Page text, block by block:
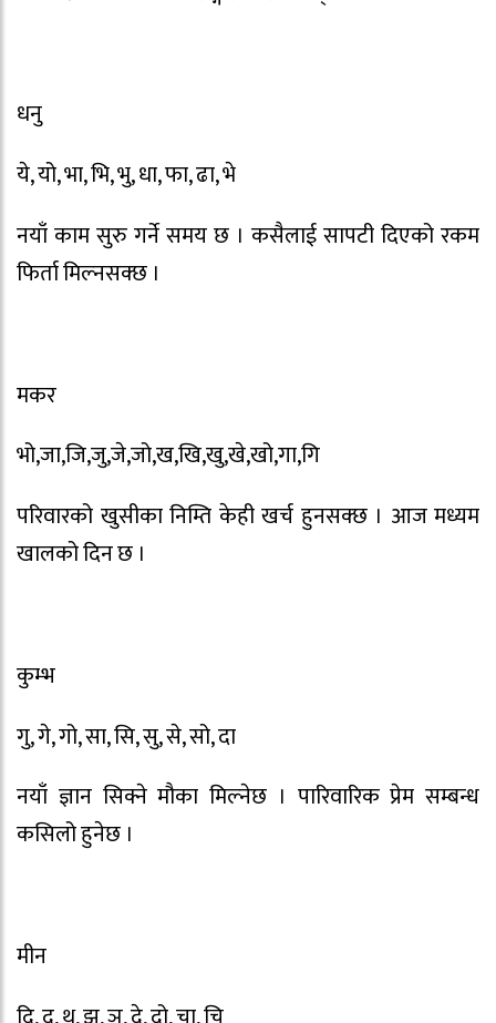
धनु
ये, यो, भा, भि, भु, धा, फा, ढा, भे
नयाँ काम सुरु गर्ने समय छ । कसैलाई सापटी दिएको रकम
फिर्ता मिल्नसक्छ ।
मकर
भो,जा,जि,जु,जे,जो,ख,खि,खु,खे,खो,गा,गि
परिवारको खुसीका निम्ति केही खर्च हुनसक्छ । आज मध्यम
खालको दिन छ ।
कुम्भ
गु, गे, गो, सा, सि, सु, से, सो, दा
नयाँ ज्ञान सिक्ने मौका मिल्नेछ । पारिवारिक प्रेम सम्बन्ध
कसिलो हुनेछ ।
मीन